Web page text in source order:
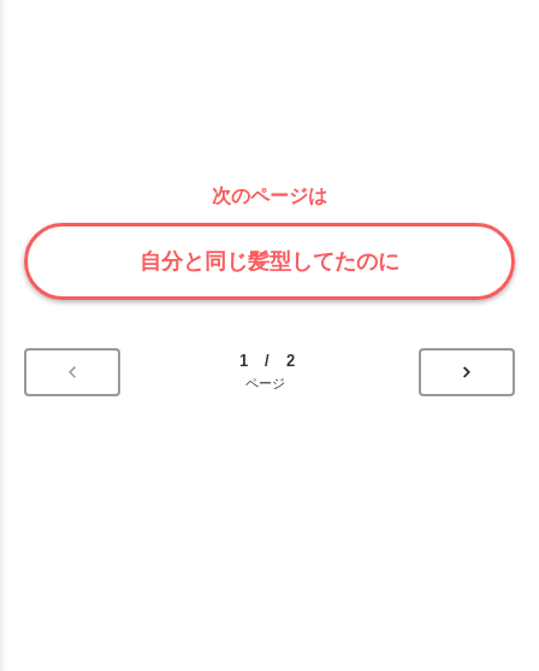
次のページは
自分と同じ髪型してたのに
1 / 2
ページ